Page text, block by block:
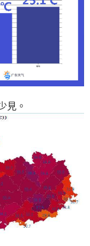
見。